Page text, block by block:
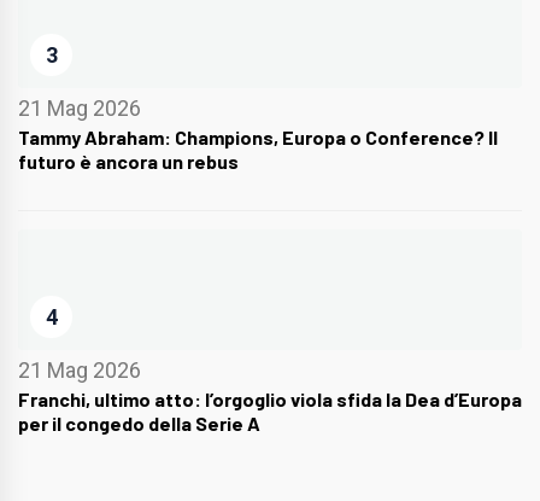
3
21 Mag 2026
Tammy Abraham: Champions, Europa o Conference? Il
futuro è ancora un rebus
4
21 Mag 2026
Franchi, ultimo atto: l’orgoglio viola sfida la Dea d’Europa
per il congedo della Serie A